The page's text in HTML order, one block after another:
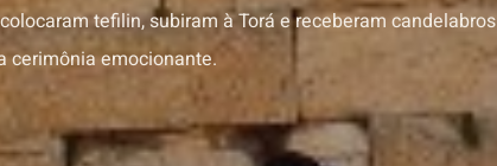
tefilin, subiram à Torá e receberam candelabros
cerimônia emocionante.